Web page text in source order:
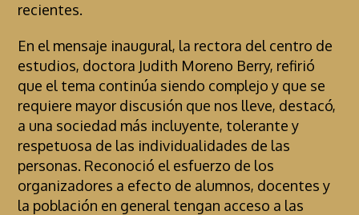
recientes.
En el mensaje inaugural, la rectora del centro de
estudios, doctora Judith Moreno Berry, refirió
que el tema continúa siendo complejo y que se
requiere mayor discusión que nos lleve, destacó,
a una sociedad más incluyente, tolerante y
respetuosa de las individualidades de las
personas. Reconoció el esfuerzo de los
organizadores a efecto de alumnos, docentes y
la población en general tengan acceso a las